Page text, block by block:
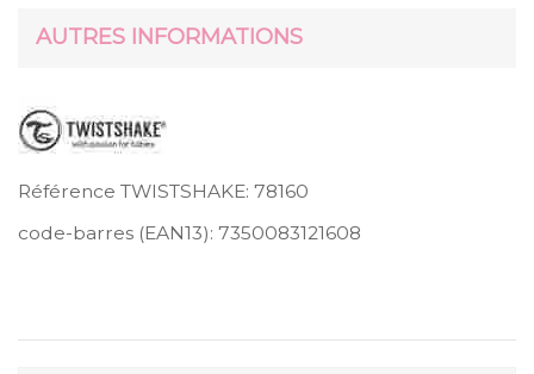
AUTRES INFORMATIONS
Référence TWISTSHAKE: 78160
code-barres (EAN13): 7350083121608